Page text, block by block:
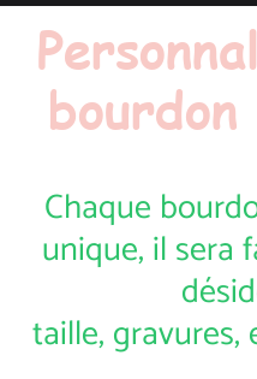
Chaque
unique, il sera
taille, gravures,